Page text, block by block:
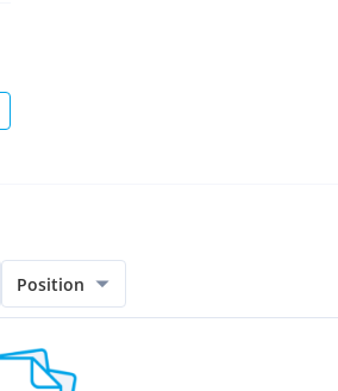
Position